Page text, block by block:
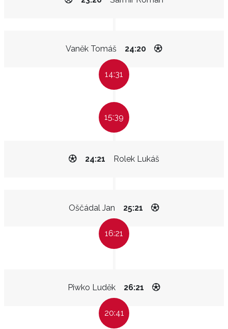
Vaněk Tomáš 24:20
14:31
15:39
Rolek Lukáš
24:21
Oščádal Jan 25:21
16:21
Piwko Luděk 26:21
20:41